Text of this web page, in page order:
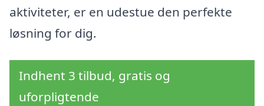
aktiviteter, er en udestue den perfekte
løsning for dig.
Indhent 3 tilbud, gratis og
uforpligtende